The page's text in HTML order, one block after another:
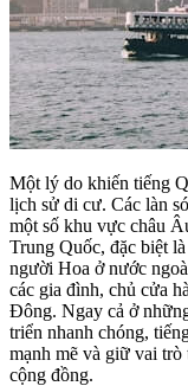
Một lý do khiến tiếng
lịch sử di cư. Các làn
một số khu vực châu
Trung Quốc, đặc biệt
người Hoa ở nước
các gia đình, chủ cửa
Đông. Ngay cả ở
triển nhanh chóng,
mạnh mẽ và giữ vai
cộng đồng.